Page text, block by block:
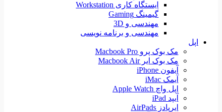
ایستگاه کاری Workstation
گیمینگ Gaming
مهندسی و 3D
مهندسی و برنامه نویسی
اپل
مک بوک پرو Macbook Pro
مک بوک ایر Macbook Air
آیفون iPhone
آیمک iMac
اپل واچ Apple Watch
آیپد iPad
ایرپادز AirPads